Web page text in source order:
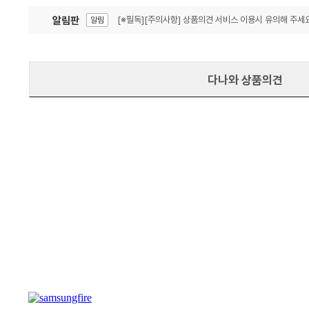
알림판 알림 [※필독][주의사항] 상품의견 서비스 이용시 유의해 주세
다나와 상품의견